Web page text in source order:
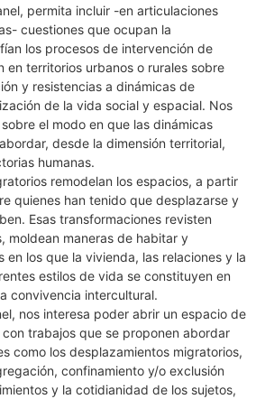
permita incluir -en articulaciones
cuestiones que ocupan la
los procesos de intervención de
en territorios urbanos o rurales sobre
y resistencias a dinámicas de
de la vida social y espacial. Nos
el modo en que las dinámicas
desde la dimensión territorial,
humanas.
remodelan los espacios, a partir
quienes han tenido que desplazarse y
Esas transformaciones revisten
moldean maneras de habitar y
en los que la vivienda, las relaciones y la
estilos de vida se constituyen en
convivencia intercultural.
nos interesa poder abrir un espacio de
trabajos que se proponen abordar
como los desplazamientos migratorios,
confinamiento y/o exclusión
y la cotidianidad de los sujetos,